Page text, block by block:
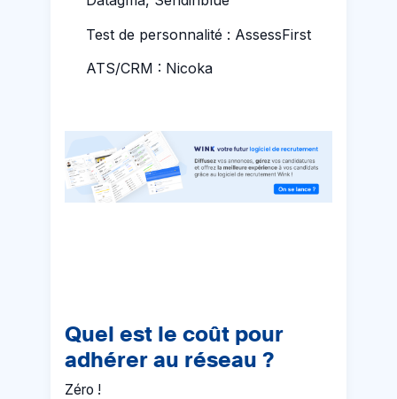
Test de personnalité : AssessFirst
ATS/CRM : Nicoka
Quel est le coût pour
adhérer au réseau ?
Zéro !